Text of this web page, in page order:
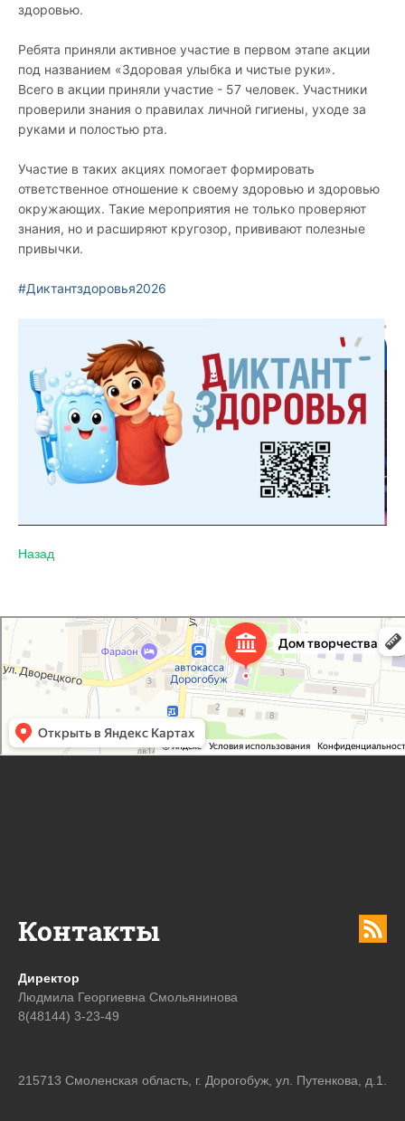
здоровью.
Ребята приняли активное участие в первом этапе акции
под названием «Здоровая улыбка и чистые руки».
Всего в акции приняли участие - 57 человек. Участники
проверили знания о правилах личной гигиены, уходе за
руками и полостью рта.
Участие в таких акциях помогает формировать
ответственное отношение к своему здоровью и здоровью
окружающих. Такие мероприятия не только проверяют
знания, но и расширяют кругозор, прививают полезные
привычки.
#Диктантздоровья2026
Назад
Контакты
Директор
Людмила Георгиевна Смольянинова
8(48144) 3-23-49
215713 Смоленская область, г. Дорогобуж, ул. Путенкова, д.1.
Дорогобужский дом детского творчества
Дом культуры в Дорогобуже
Дополнительное образование в Дорогобуже